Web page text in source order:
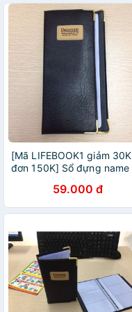
[Mã LIFEBOOK1 giảm 30K
đơn 150K] Sổ đựng name
59.000 đ